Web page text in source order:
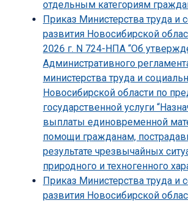
отдельным категориям
Приказ Министерства труда и
развития Новосибирской
2026 г. N 724-НПА “Об
Административного
министерства труда и
Новосибирской области по
государственной услуги
выплаты единовременной
помощи гражданам,
результате чрезвычайных
природного и техногенного
Приказ Министерства труда и
развития Новосибирской